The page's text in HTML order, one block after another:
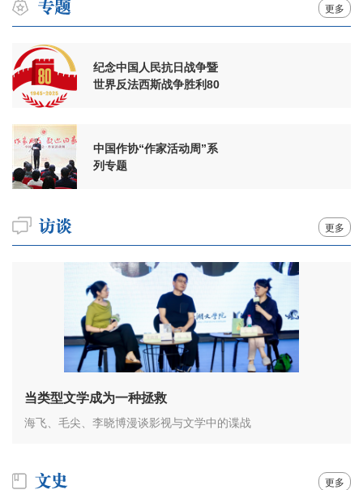
更多
纪念中国人民抗日战争暨
世界反法西斯战争胜利80
中国作协“作家活动周”系
列专题
更多
当类型文学成为一种拯救
海飞、毛尖、李晓博漫谈影视与文学中的谍战
更多